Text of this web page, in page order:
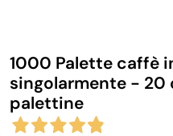
IGIENE E PULIZIA
CASA E PERSONA
1000 Palette caffè
singolarmente - 20
palettine